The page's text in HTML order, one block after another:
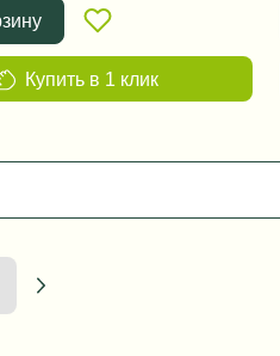
Купить в 1 клик